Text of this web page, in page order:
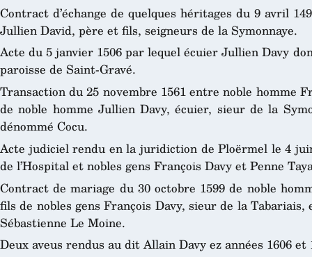
Contract d’échange de quelques héritages du 9 avril
Jullien David, père et fils, seigneurs de la Symonnaye.
Acte du 5 janvier 1506 par lequel écuier Jullien Davy
paroisse de Saint-Gravé.
Transaction du 25 novembre 1561 entre noble homme
de noble homme Jullien Davy, écuier, sieur de la
dénommé Cocu.
Acte judiciel rendu en la juridiction de Ploërmel le 4
de l’Hospital et nobles gens François Davy et Penne
Contract de mariage du 30 octobre 1599 de noble
fils de nobles gens François Davy, sieur de la
Sébastienne Le Moine.
Deux aveus rendus au dit Allain Davy ez années 1606